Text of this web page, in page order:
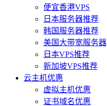
便宜香港VPS
日本服务器推荐
韩国服务器推荐
美国大带宽服务器
日本VPS推荐
新加坡VPS推荐
云主机优惠
虚拟主机优惠
证书域名优惠